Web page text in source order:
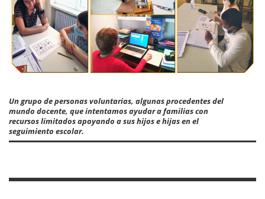
Un grupo de personas voluntarias, algunas procedentes del
mundo docente, que intentamos ayudar a familias con
recursos limitados apoyando a sus hijos e hijas en el
seguimiento escolar.